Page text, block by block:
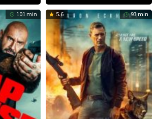
101 min 5.6 93 min